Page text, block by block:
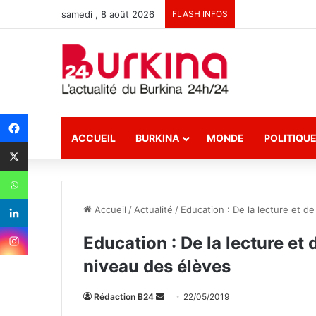
samedi , 8 août 2026 FLASH INFOS
ACCUEIL BURKINA MONDE POLITIQUE
Accueil / Actualité / Education : De la lecture et
Education : De la lecture et
niveau des élèves
Rédaction B24 22/05/2019